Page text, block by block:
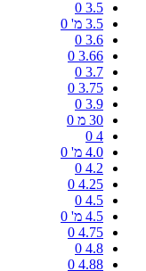
3.5
0
3.5 מ'
0
3.6
0
3.66
0
3.7
0
3.75
0
3.9
0
30 מ
0
4
0
4.0 מ'
0
4.2
0
4.25
0
4.5
0
4.5 מ'
0
4.75
0
4.8
0
4.88
0